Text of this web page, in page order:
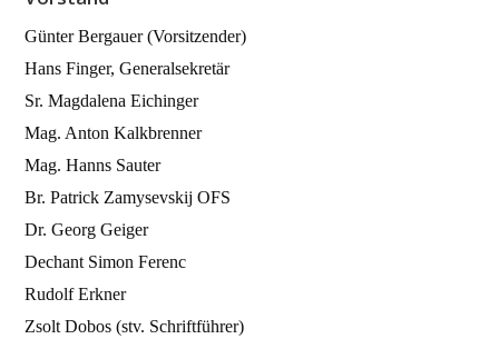
Günter Bergauer (Vorsitzender)
Hans Finger, Generalsekretär
Sr. Magdalena Eichinger
Mag. Anton Kalkbrenner
Mag. Hanns Sauter
Br. Patrick Zamysevskij OFS
Dr. Georg Geiger
Dechant Simon Ferenc
Rudolf Erkner
Zsolt Dobos (stv. Schriftführer)